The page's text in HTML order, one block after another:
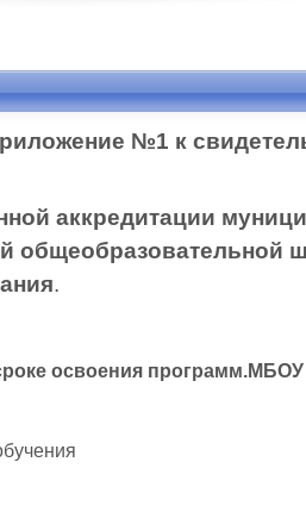
№1 к
аккредитации
общеобразовательной
.
освоения программ.